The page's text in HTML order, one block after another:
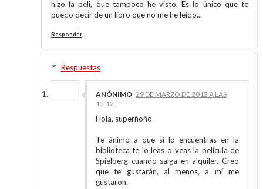
hizo la peli, que tampoco he visto. Es lo único que te
puedo decir de un libro que no me he leido...
Responder
Respuestas
ANÓNIMO 29 DE MARZO DE 2012 A LAS
15:12
Hola, superñoño
Te ánimo a que si lo encuentras en la
biblioteca te lo leas o veas la película de
Spielberg cuando salga en alquiler. Creo
que te gustarán, al menos, a mí me
gustaron.